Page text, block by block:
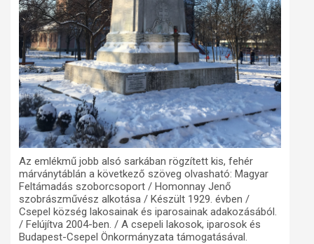
Az emlékmű jobb alsó sarkában rögzített kis, fehér
márványtáblán a következő szöveg olvasható: Magyar
Feltámadás szoborcsoport / Homonnay Jenő
szobrászművész alkotása / Készült 1929. évben /
Csepel község lakosainak és iparosainak adakozásából.
/ Felújítva 2004-ben. / A csepeli lakosok, iparosok és
Budapest-Csepel Önkormányzata támogatásával.